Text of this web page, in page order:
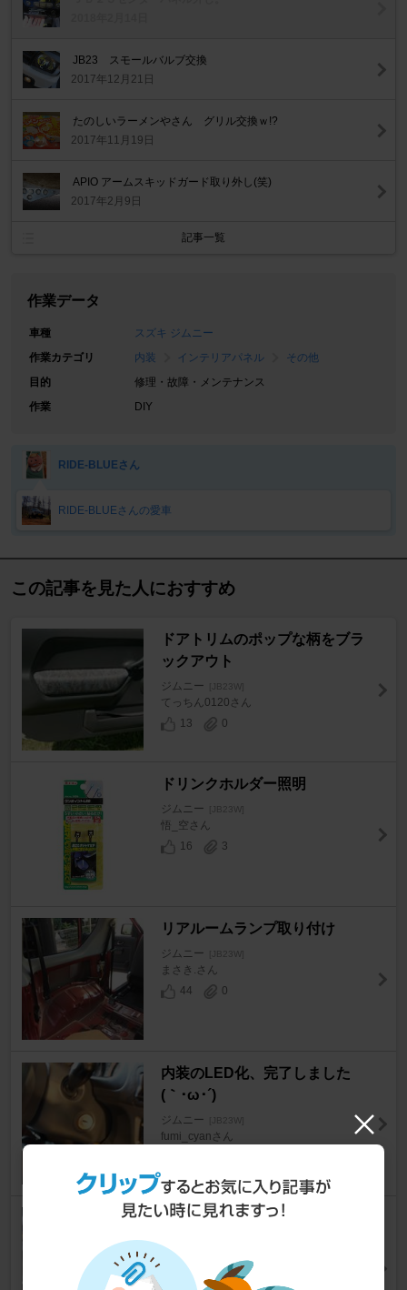
JB23 スモールバルブ交換
2017年12月21日
たのしいラーメンやさん グリル交換ｗ!?
2017年11月19日
APIO アームスキッドガード取り外し(笑)
2017年2月9日
記事一覧
作業データ
車種
スズキ ジムニー
作業カテゴリ
内装 インテリアパネル
その他
目的
修理・故障・メンテナンス
作業
DIY
RIDE-BLUEさん
RIDE-BLUEさんの愛車
この記事を見た人におすすめ
ドアトリムのポップな柄をブラ
ックアウト
ジムニー [JB23W]
てっちん0120さん
13
0
ドリンクホルダー照明
ジムニー [JB23W]
悟_空さん
16
3
リアルームランプ取り付け
ジムニー [JB23W]
まさき.さん
44
0
内装のLED化、完了しました
(｀･ω･´)ゞ
ジムニー [JB23W]
fumi_cyanさん
トランスファーパネルその他の
ジムニー [JB23W]
車イジリおじちゃんさん